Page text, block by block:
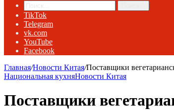
TikTok
Telegram
vk.com
YouTube
Facebook
Главная/Новости Китая/Поставщики
Национальная кухняНовости Китая
Поставщики